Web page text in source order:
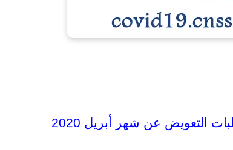
التعويض عن شهر أبريل 2020